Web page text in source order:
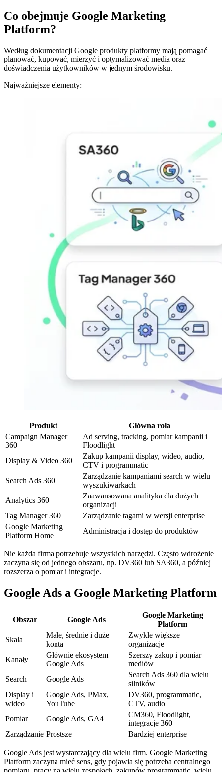
Co obejmuje Google Marketing
Platform?
Według dokumentacji Google produkty platformy mają pomagać
planować, kupować, mierzyć i optymalizować media oraz
doświadczenia użytkowników w jednym środowisku.
Najważniejsze elementy:
Produkt
Główna rola
Campaign Manager
360
Ad serving, tracking, pomiar kampanii i
Floodlight
Display & Video 360
Zakup kampanii display, wideo, audio,
CTV i programmatic
Search Ads 360
Zarządzanie kampaniami search w wielu
wyszukiwarkach
Analytics 360
Zaawansowana analityka dla dużych
organizacji
Tag Manager 360
Zarządzanie tagami w wersji enterprise
Google Marketing
Platform Home
Administracja i dostęp do produktów
Nie każda firma potrzebuje wszystkich narzędzi. Często wdrożenie
zaczyna się od jednego obszaru, np. DV360 lub SA360, a później
rozszerza o pomiar i integracje.
Google Ads a Google Marketing Platform
Obszar Google Ads
Google Marketing
Platform
Skala
Małe, średnie i duże
konta
Zwykle większe
organizacje
Kanały
Głównie ekosystem
Google Ads
Szerszy zakup i pomiar
mediów
Search
Google Ads
Search Ads 360 dla wielu
silników
Display i
wideo
Google Ads, PMax,
YouTube
DV360, programmatic,
CTV, audio
Pomiar
Google Ads, GA4
CM360, Floodlight,
integracje 360
Zarządzanie Prostsze Bardziej enterprise
Google Ads jest wystarczający dla wielu firm. Google Marketing
Platform zaczyna mieć sens, gdy pojawia się potrzeba centralnego